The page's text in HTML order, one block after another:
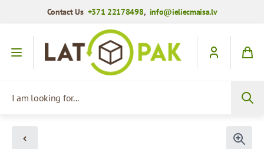
Contact Us +371 22178498, info@ieliecmaisa.lv